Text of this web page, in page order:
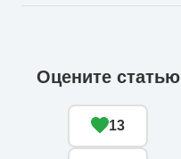
Оцените статью
13